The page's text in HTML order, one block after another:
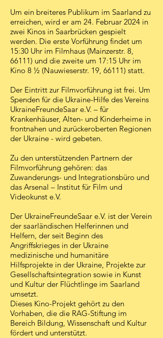
Um ein breiteres Publikum im Saarland zu
erreichen, wird er am 24. Februar 2024 in
zwei Kinos in Saarbrücken gespielt
werden. Die erste Vorführung findet um
15:30 Uhr im Filmhaus (Mainzerstr. 8,
66111) und die zweite um 17:15 Uhr im
Kino 8 ½ (Nauwieserstr. 19, 66111) statt.
Der Eintritt zur Filmvorführung ist frei. Um
Spenden für die Ukraine-Hilfe des Vereins
UkraineFreundeSaar e.V. – für
Krankenhäuser, Alten- und Kinderheime in
frontnahen und zurückeroberten Regionen
der Ukraine - wird gebeten.
Zu den unterstützenden Partnern der
Filmvorführung gehören: das
Zuwanderungs- und Integrationsbüro und
das Arsenal – Institut für Film und
Videokunst e.V.
Der UkraineFreundeSaar e.V. ist der Verein
der saarländischen Helferinnen und
Helfern, der seit Beginn des
Angriffskrieges in der Ukraine
medizinische und humanitäre
Hilfsprojekte in der Ukraine, Projekte zur
Gesellschaftsintegration sowie in Kunst
und Kultur der Flüchtlinge im Saarland
umsetzt.
Dieses Kino-Projekt gehört zu den
Vorhaben, die die RAG-Stiftung im
Bereich Bildung, Wissenschaft und Kultur
fördert und unterstützt.